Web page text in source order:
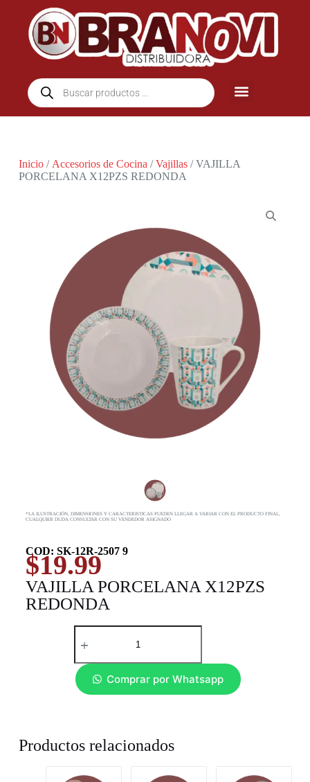
Inicio/ Accesorios de Cocina /Vajillas/ VAJILLA
PORCELANA X12PZS REDONDA
*LA ILUSTRACIÓN, DIMENSIONES Y CARACTERISTICAS PUEDEN LLEGAR A VARIAR CON EL PRODUCTO FINAL,
CUALQUIER DUDA CONSULTAR CON SU VENDEDOR ASIGNADO
COD: SK-12R-2507 9
$19.99
VAJILLA PORCELANA X12PZS
REDONDA
Comprar por Whatsapp
Productos relacionados